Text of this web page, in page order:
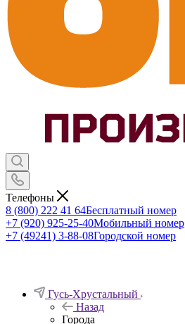
Телефоны
8 (800) 222 41 64Бесплатный номер
+7 (920) 925-25-40Мобильный номер
+7 (49241) 3-88-08Городской номер
Гусь-Хрустальный
Назад
Города